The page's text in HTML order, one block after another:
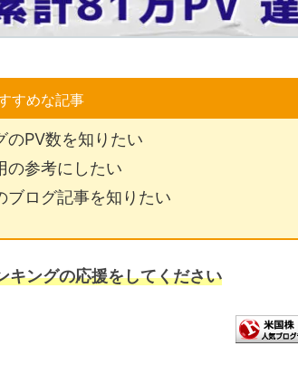
すめな記事
のPV数を知りたい
の参考にしたい
ブログ記事を知りたい
キングの応援をしてください